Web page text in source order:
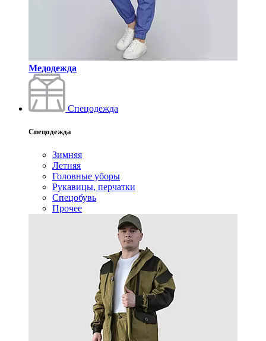
Медодежда
Спецодежда
Спецодежда
Зимняя
Летняя
Головные уборы
Рукавицы, перчатки
Спецобувь
Прочее